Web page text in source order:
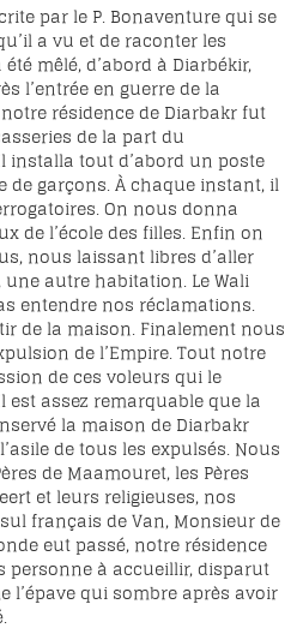
par le P. Bonaventure qui se
a vu et de raconter les
mêlé, d’abord à Diarbékir,
l’entrée en guerre de la
résidence de Diarbakr fut
de la part du
tout d’abord un poste
de garçons. À chaque instant, il
On nous donna
de l’école des filles. Enfin on
nous laissant libres d’aller
autre habitation. Le Wali
entendre nos réclamations.
de la maison. Finalement nous
de l’Empire. Tout notre
de ces voleurs qui le
assez remarquable que la
la maison de Diarbakr
de tous les expulsés. Nous
de Maamouret, les Pères
et leurs religieuses, nos
français de Van, Monsieur de
eut passé, notre résidence
personne à accueillir, disparut
l’épave qui sombre après avoir